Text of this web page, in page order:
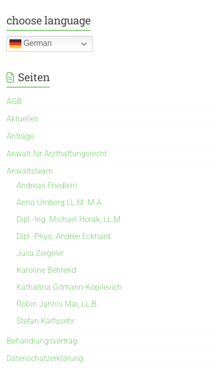
choose language
German
Seiten
AGB
Aktuelles
Anfrage
Anwalt für Arzthaftungsrecht
Anwaltsteam
Andreas Friedlein
Anna Umberg LL.M. M.A.
Dipl.-Ing. Michael Horak, LL.M.
Dipl.-Phys. Andree Eckhard
Julia Ziegeler
Karoline Behrend
Katharina Gitmann-Kopilevich
Robin Jannis Mai, LL.B.
Stefan Karfusehr
Behandlungsvertrag
Datenschutzerklärung